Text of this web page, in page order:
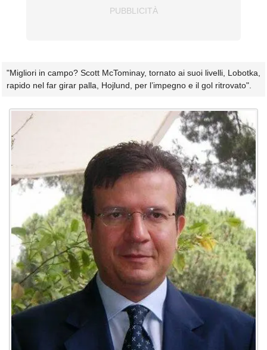
"Migliori in campo? Scott McTominay, tornato ai suoi livelli, Lobotka,
rapido nel far girar palla, Hojlund, per l’impegno e il gol ritrovato".